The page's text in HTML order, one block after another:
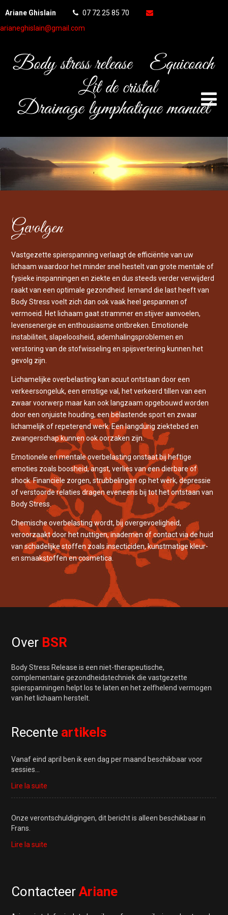
Ariane Ghislain
07 72 25 85 70
arianeghislain@gmail.com
Gevolgen
Vastgezette spierspanning verlaagt de efficiëntie van uw
lichaam waardoor het minder snel hestelt van grote mentale of
fysieke inspanningen en ziekte en dus steeds verder verwijderd
raakt van een optimale gezondheid. Iemand die last heeft van
Body Stress voelt zich dan ook vaak heel gespannen of
vermoeid. Het lichaam gaat strammer en stijver aanvoelen,
levensenergie en enthousiasme ontbreken. Emotionele
instabiliteit, slapeloosheid, ademhalingsproblemen en
verstoring van de stofwisseling en spijsvertering kunnen het
gevolg zijn.
Lichamelijke overbelasting kan acuut ontstaan door een
verkeersongeluk, een ernstige val, het verkeerd tillen van een
zwaar voorwerp maar kan ook langzaam opgebouwd worden
door een onjuiste houding, een belastende sport en zwaar
lichamelijk of repeterend werk. Een langdurig ziektebed en
zwangerschap kunnen ook oorzaken zijn.
Emotionele en mentale overbelasting onstaat bij heftige
emoties zoals boosheid, angst, verlies van een dierbare of
shock. Financiële zorgen, strubbelingen op het werk, depressie
of verstoorde relaties dragen eveneens bij tot het ontstaan van
Body Stress.
Chemische overbelasting wordt, bij overgevoeligheid,
veroorzaakt door het nuttigen, inademen of contact via de huid
van schadelijke stoffen zoals insecticiden, kunstmatige kleur-
en smaakstoffen en cosmetica.
Over BSR
Body Stress Release is een niet-therapeutische,
complementaire gezondheidstechniek die vastgezette
spierspanningen helpt los te laten en het zelfhelend vermogen
van het lichaam herstelt.
Recente artikels
Vanaf eind april ben ik een dag per maand beschikbaar voor
sessies…
Lire la suite
Onze verontschuldigingen, dit bericht is alleen beschikbaar in
Frans.
Lire la suite
ContacteerAriane